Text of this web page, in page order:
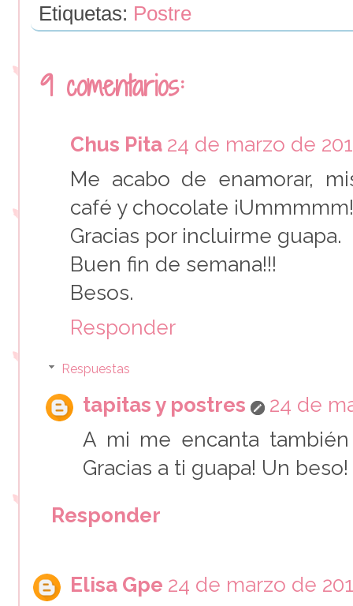
Etiquetas: Postre
9 comentarios:
Chus Pita 24 de marzo de
Me acabo de enamorar,
café y chocolate ¡Ummmmm!
Gracias por incluirme guapa.
Buen fin de semana!!!
Besos.
Responder
Respuestas
tapitas y postres
24 de
A mi me encanta
Gracias a ti guapa! Un beso!
Responder
Elisa Gpe 24 de marzo de